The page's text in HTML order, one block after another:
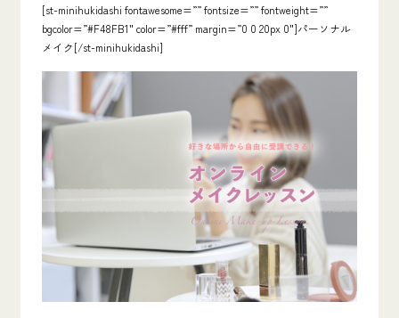
[st-minihukidashi fontawesome=”” fontsize=”” fontweight=””
bgcolor=”#F48FB1″ color=”#fff” margin=”0 0 20px 0″]パーソナル
メイク[/st-minihukidashi]